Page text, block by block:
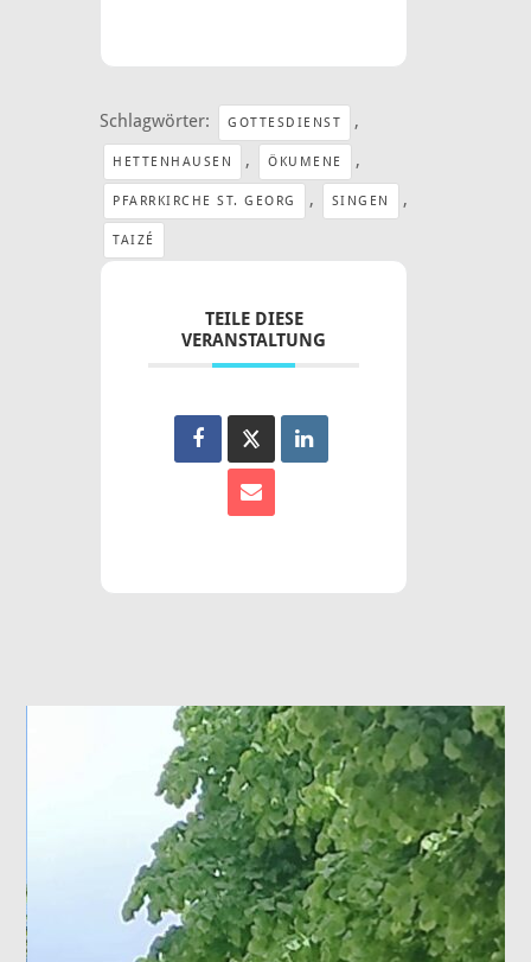
Schlagwörter: GOTTESDIENST ,
HETTENHAUSEN , ÖKUMENE ,
PFARRKIRCHE ST. GEORG , SINGEN ,
TAIZÉ
TEILE DIESE
VERANSTALTUNG